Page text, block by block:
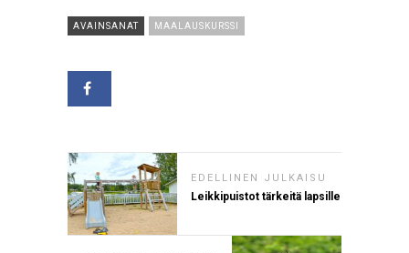
AVAINSANAT MAALAUSKURSSI
EDELLINEN JULKAISU
Leikkipuistot tärkeitä lapsille